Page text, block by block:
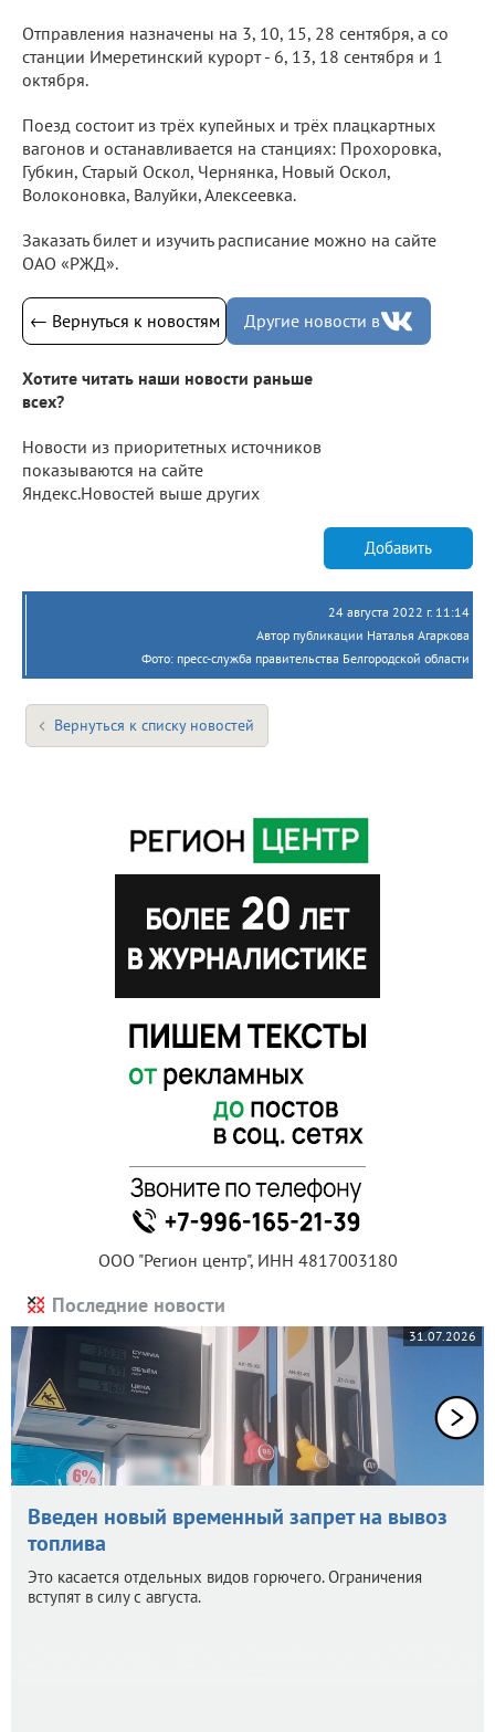
Отправления назначены на 3, 10, 15, 28 сентября, а со
станции Имеретинский курорт - 6, 13, 18 сентября и 1
октября.
Поезд состоит из трёх купейных и трёх плацкартных
вагонов и останавливается на станциях: Прохоровка,
Губкин, Старый Оскол, Чернянка, Новый Оскол,
Волоконовка, Валуйки, Алексеевка.
Заказать билет и изучить расписание можно на сайте
ОАО «РЖД».
← Вернуться к новостям Другие новости в
Хотите читать наши новости раньше
всех?
Новости из приоритетных источников
показываются на сайте
Яндекс.Новостей выше других
Добавить
24 августа 2022 г. 11:14
Автор публикации Наталья Агаркова
Фото: пресс-служба правительства Белгородской области
Вернуться к списку новостей
ООО "Регион центр", ИНН 4817003180
Последние новости
31.07.2026
Введен новый временный запрет на вывоз
топлива
Это касается отдельных видов горючего. Ограничения
вступят в силу с августа.